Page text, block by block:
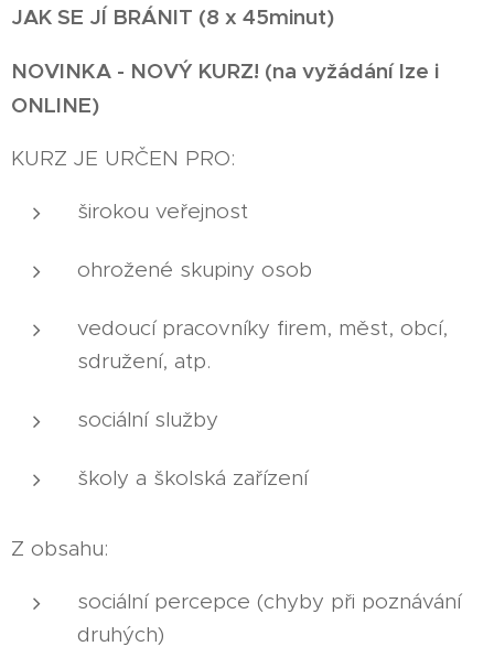
JAK SE JÍ BRÁNIT (8 x 45minut)
NOVINKA - NOVÝ KURZ! (na vyžádání lze i
ONLINE)
KURZ JE URČEN PRO:
širokou veřejnost
ohrožené skupiny osob
vedoucí pracovníky firem, měst, obcí,
sdružení, atp.
sociální služby
školy a školská zařízení
Z obsahu:
sociální percepce (chyby při poznávání
druhých)